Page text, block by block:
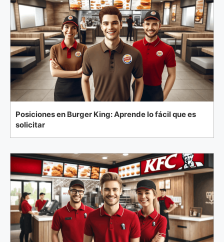
Posiciones en Burger King: Aprende lo fácil que es
solicitar